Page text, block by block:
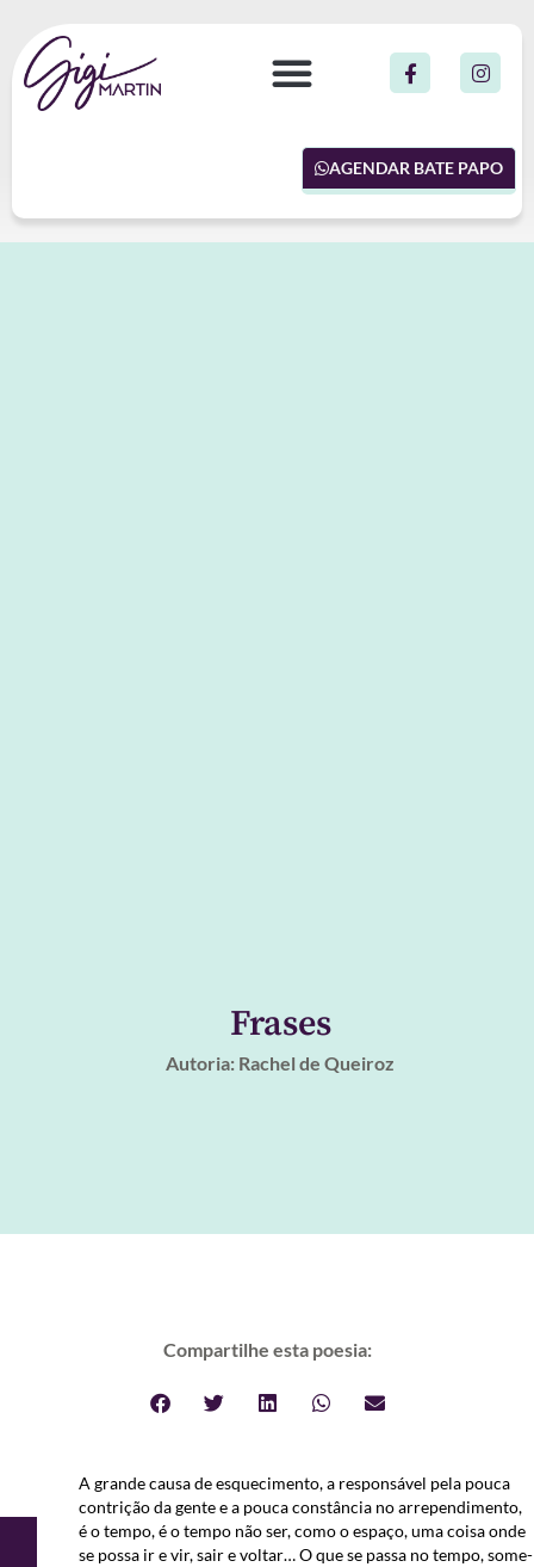
AGENDAR BATE PAPO
Frases
Autoria: Rachel de Queiroz
Compartilhe esta poesia:
A grande causa de esquecimento, a responsável pela pouca
contrição da gente e a pouca constância no arrependimento,
é o tempo, é o tempo não ser, como o espaço, uma coisa onde
se possa ir e vir, sair e voltar… O que se passa no tempo, some-